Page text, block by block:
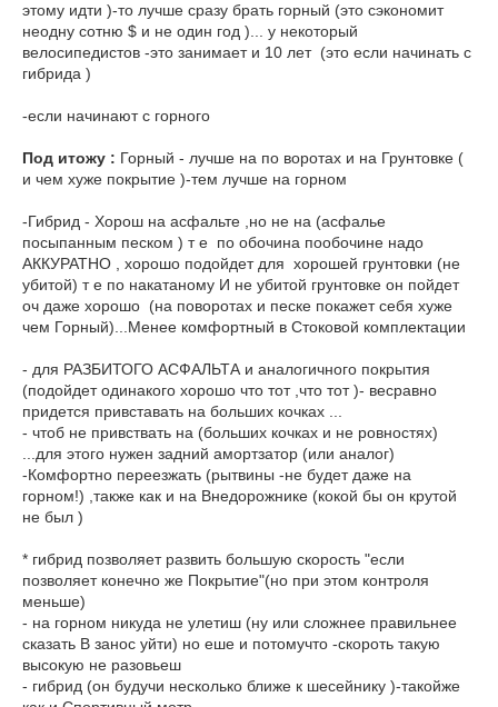
этому идти )-то лучше сразу брать горный (это сэкономит
неодну сотню $ и не один год )... у некоторый
велосипедистов -это занимает и 10 лет (это если начинать с
гибрида )
-если начинают с горного
Под итожу : Горный - лучше на по воротах и на Грунтовке (
и чем хуже покрытие )-тем лучше на горном
-Гибрид - Хорош на асфальте ,но не на (асфалье
посыпанным песком ) т е по обочина пообочине надо
АККУРАТНО , хорошо подойдет для хорошей грунтовки (не
убитой) т е по накатаному И не убитой грунтовке он пойдет
оч даже хорошо (на поворотах и песке покажет себя хуже
чем Горный)...Менее комфортный в Стоковой комплектации
- для РАЗБИТОГО АСФАЛЬТА и аналогичного покрытия
(подойдет одинакого хорошо что тот ,что тот )- весравно
придется привставать на больших кочках ...
- чтоб не привствать на (больших кочках и не ровностях)
...для этого нужен задний амортзатор (или аналог)
-Комфортно переезжать (рытвины -не будет даже на
горном!) ,также как и на Внедорожнике (кокой бы он крутой
не был )
* гибрид позволяет развить большую скорость "если
позволяет конечно же Покрытие"(но при этом контроля
меньше)
- на горном никуда не улетиш (ну или сложнее правильнее
сказать В занос уйти) но еше и потомучто -скороть такую
высокую не разовьеш
- гибрид (он будучи несколько ближе к шесейнику )-такойже